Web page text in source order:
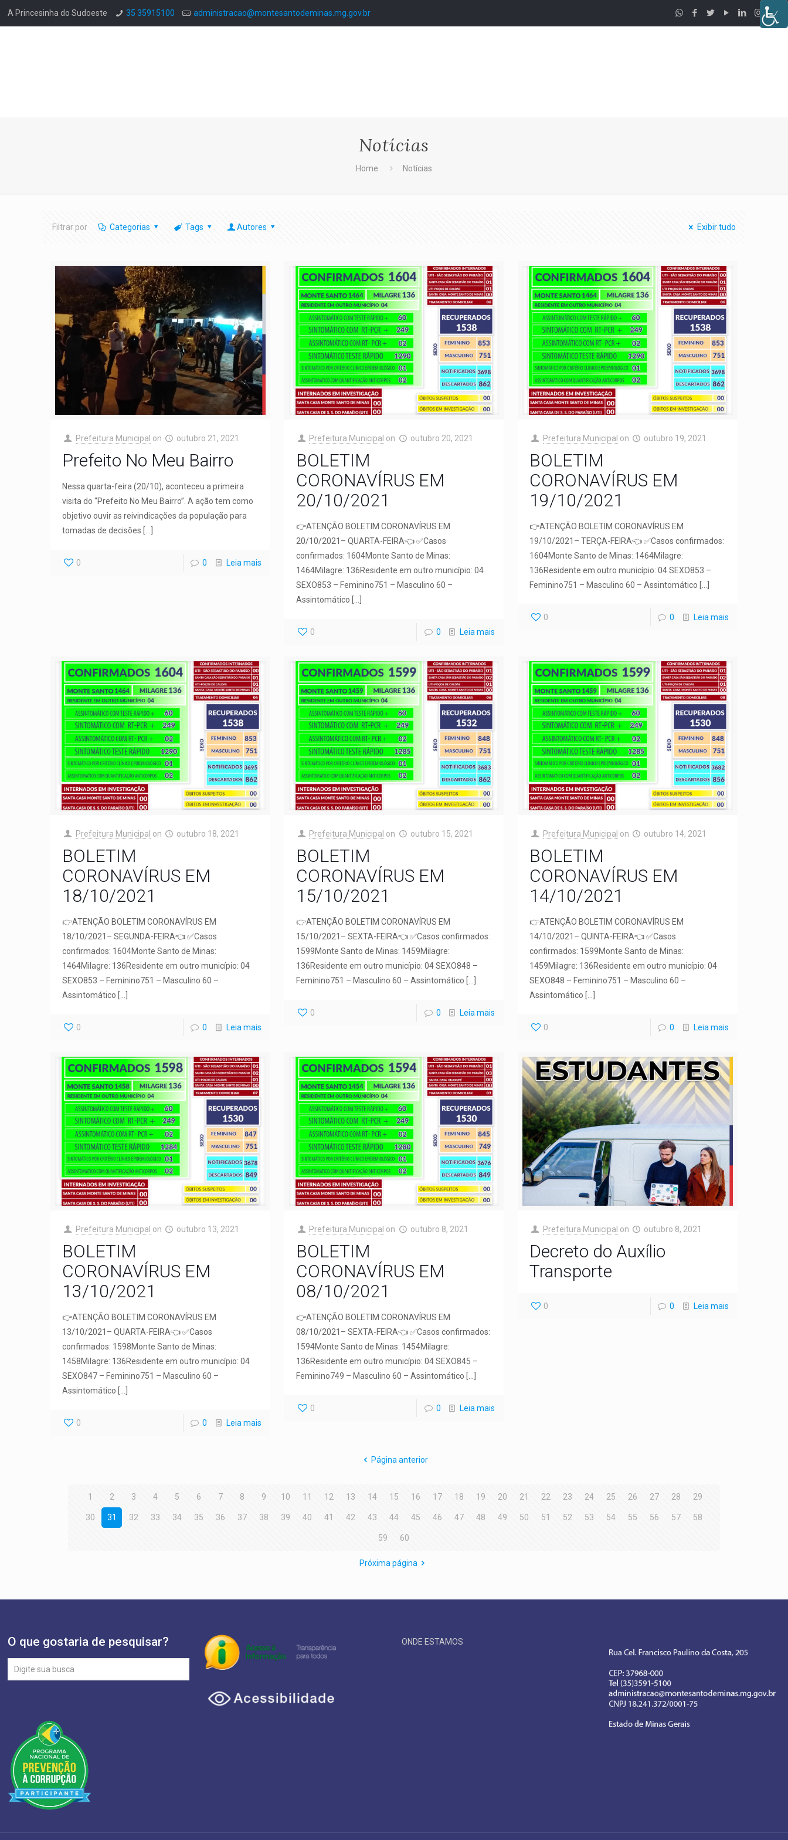
A Princesinha do Sudoeste 35 35915100 administracao@montesantodeminas.mg.gov.br
Notícias
Home Notícias
Filtrar por Categorias Tags Autores Exibir tudo
Prefeitura Municipal on outubro 21, 2021
Prefeito No Meu Bairro
Nessa quarta-feira (20/10), aconteceu a primeira
visita do “Prefeito No Meu Bairro”. A ação tem como
objetivo ouvir as reivindicações da população para
tomadas de decisões
0 0 Leia mais
Prefeitura Municipal on outubro 20, 2021
BOLETIM
CORONAVÍRUS EM
20/10/2021
👉ATENÇÃO BOLETIM CORONAVÍRUS EM
20/10/2021– QUARTA-FEIRA👈 ✅Casos
confirmados: 1604Monte Santo de Minas:
1464Milagre: 136Residente em outro município: 04
SEXO853 – Feminino751 – Masculino 60 –
Assintomático
0 0 Leia mais
Prefeitura Municipal on outubro 19, 2021
BOLETIM
CORONAVÍRUS EM
19/10/2021
👉ATENÇÃO BOLETIM CORONAVÍRUS EM
19/10/2021– TERÇA-FEIRA👈 ✅Casos confirmados:
1604Monte Santo de Minas: 1464Milagre:
136Residente em outro município: 04 SEXO853 –
Feminino751 – Masculino 60 – Assintomático
0 0 Leia mais
Prefeitura Municipal on outubro 18, 2021
BOLETIM
CORONAVÍRUS EM
18/10/2021
👉ATENÇÃO BOLETIM CORONAVÍRUS EM
18/10/2021– SEGUNDA-FEIRA👈 ✅Casos
confirmados: 1604Monte Santo de Minas:
1464Milagre: 136Residente em outro município: 04
SEXO853 – Feminino751 – Masculino 60 –
Assintomático
0 0 Leia mais
Prefeitura Municipal on outubro 15, 2021
BOLETIM
CORONAVÍRUS EM
15/10/2021
👉ATENÇÃO BOLETIM CORONAVÍRUS EM
15/10/2021– SEXTA-FEIRA👈 ✅Casos confirmados:
1599Monte Santo de Minas: 1459Milagre:
136Residente em outro município: 04 SEXO848 –
Feminino751 – Masculino 60 – Assintomático
0 0 Leia mais
Prefeitura Municipal on outubro 14, 2021
BOLETIM
CORONAVÍRUS EM
14/10/2021
👉ATENÇÃO BOLETIM CORONAVÍRUS EM
14/10/2021– QUINTA-FEIRA👈 ✅Casos
confirmados: 1599Monte Santo de Minas:
1459Milagre: 136Residente em outro município: 04
SEXO848 – Feminino751 – Masculino 60 –
Assintomático
0 0 Leia mais
Prefeitura Municipal on outubro 13, 2021
BOLETIM
CORONAVÍRUS EM
13/10/2021
👉ATENÇÃO BOLETIM CORONAVÍRUS EM
13/10/2021– QUARTA-FEIRA👈 ✅Casos
confirmados: 1598Monte Santo de Minas:
1458Milagre: 136Residente em outro município: 04
SEXO847 – Feminino751 – Masculino 60 –
Assintomático
0 0 Leia mais
Prefeitura Municipal on outubro 8, 2021
BOLETIM
CORONAVÍRUS EM
08/10/2021
👉ATENÇÃO BOLETIM CORONAVÍRUS EM
08/10/2021– SEXTA-FEIRA👈 ✅Casos confirmados:
1594Monte Santo de Minas: 1454Milagre:
136Residente em outro município: 04 SEXO845 –
Feminino749 – Masculino 60 – Assintomático
0 0 Leia mais
Prefeitura Municipal on outubro 8, 2021
Decreto do Auxílio
Transporte
0 0 Leia mais
Página anterior
1 2 3 4 5 6 7 8 9 10 11 12 13 14 15 16 17 18 19 20 21 22 23 24 25 26 27 28 29
30 31 32 33 34 35 36 37 38 39 40 41 42 43 44 45 46 47 48 49 50 51 52 53 54 55 56 57 58
59 60
Próxima página
O que gostaria de pesquisar? ONDE ESTAMOS